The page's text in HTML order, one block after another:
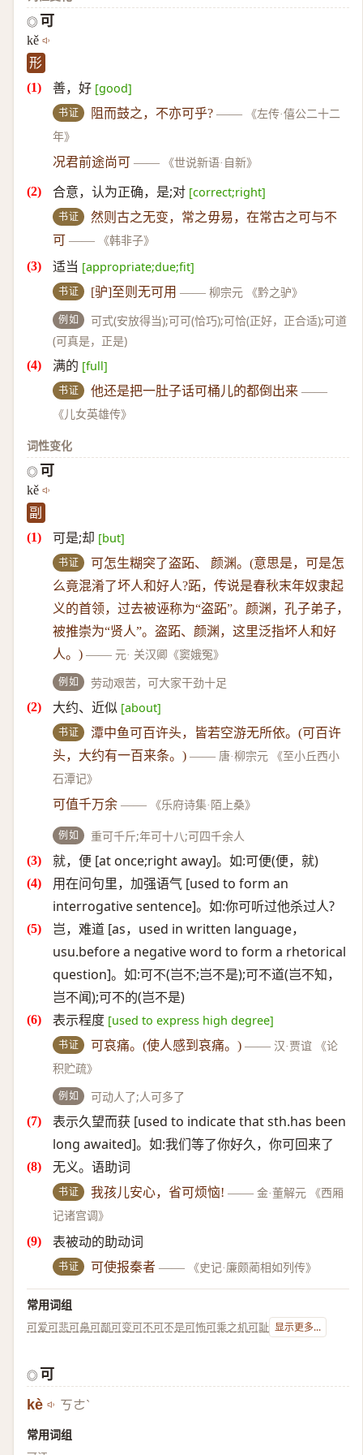
◎ 可
kě
形
善，好 [good]
书证 阻而鼓之，不亦可乎? ——
《左传·僖公二十二
年》
况君前途尚可 —— 《世说新语·自新》
合意，认为正确，是;对 [correct;right]
书证
然则古之无变，常之毋易，在常古之可与不
可 —— 《韩非子》
适当 [appropriate;due;fit]
书证 [驴]至则无可用 —— 柳宗元 《黔之驴》
例如
可式(安放得当);可可(恰巧);可恰(正好，正合适);可道
(可真是，正是)
满的 [full]
书证 他还是把一肚子话可桶儿的都倒出来 ——
《儿女英雄传》
词性变化
◎ 可
kě
副
可是;却 [but]
书证
可怎生糊突了盗跖、 颜渊。(意思是，可是怎
么竟混淆了坏人和好人?跖，传说是春秋末年奴隶起
义的首领，过去被诬称为“盗跖”。颜渊，孔子弟子，
被推崇为“贤人”。盗跖、颜渊，这里泛指坏人和好
人。) —— 元· 关汉卿《窦娥冤》
例如 劳动艰苦，可大家干劲十足
大约、近似 [about]
书证
潭中鱼可百许头，皆若空游无所依。(可百许
头，大约有一百来条。) —— 唐·柳宗元 《至小丘西小
石潭记》
可值千万余 —— 《乐府诗集·陌上桑》
例如 重可千斤;年可十八;可四千余人
就，便 [at once;right away]。如:可便(便，就)
用在问句里，加强语气 [used to form an
interrogative sentence]。如:你可听过他杀过人?
岂，难道 [as，used in written language，
usu.before a negative word to form a rhetorical
question]。如:可不(岂不;岂不是);可不道(岂不知，
岂不闻);可不的(岂不是)
表示程度 [used to express high degree]
书证 可哀痛。(使人感到哀痛。) —— 汉·贾谊 《论
积贮疏》
例如 可动人了;人可多了
表示久望而获 [used to indicate that sth.has been
long awaited]。如:我们等了你好久，你可回来了
无义。语助词
书证 我孩儿安心，省可烦恼! —— 金·董解元 《西厢
记诸宫调》
表被动的助动词
书证 可使报秦者 —— 《史记·廉颇蔺相如列传》
常用词组
可爱可悲可鼻可鄙可变可不可不是可怖可乘之机可耻 显示更多...
◎ 可
kè
ㄎㄜˋ
常用词组